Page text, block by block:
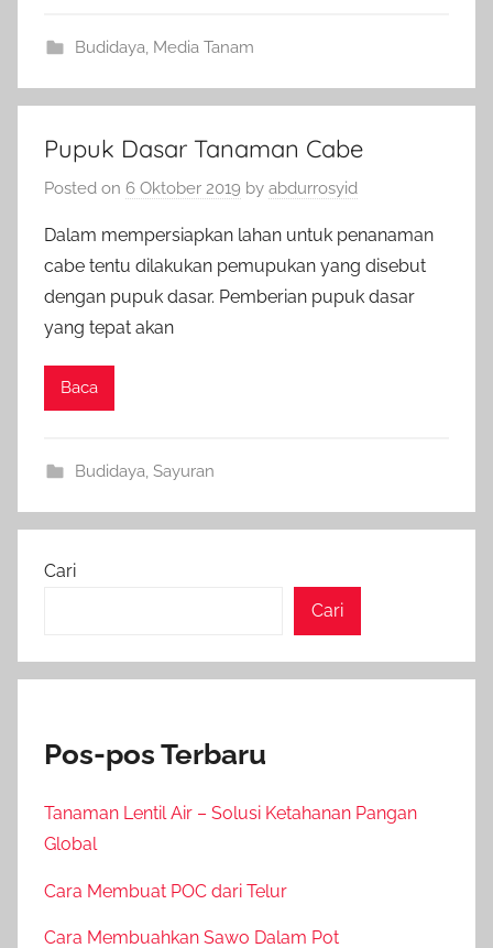
Budidaya, Media Tanam
Pupuk Dasar Tanaman Cabe
Posted on 6 Oktober 2019 by abdurrosyid
Dalam mempersiapkan lahan untuk penanaman
cabe tentu dilakukan pemupukan yang disebut
dengan pupuk dasar. Pemberian pupuk dasar
yang tepat akan
Baca
Budidaya Sayuran
Cari
Cari
Pos-pos Terbaru
Tanaman Lentil Air – Solusi Ketahanan Pangan
Global
Cara Membuat POC dari Telur
Cara Membuahkan Sawo Dalam Pot